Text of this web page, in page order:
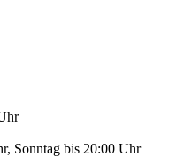
Sonntag bis 20:00 Uhr